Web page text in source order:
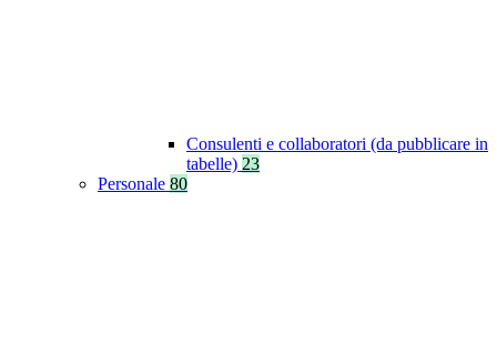
Consulenti e collaboratori (da pubblicare in
tabelle) 23
Personale 80